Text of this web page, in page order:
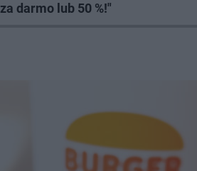
za darmo lub 50 %!"